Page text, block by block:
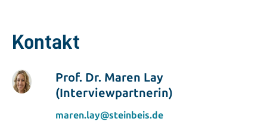
Kontakt
Prof. Dr. Maren Lay
(Interviewpartnerin)
maren.lay@steinbeis.de